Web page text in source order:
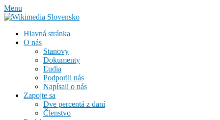
Skip
to
Menu
Hlavná stránka
O nás
Stanovy
Dokumenty
Ľudia
Podporili nás
Napísali o nás
Zapojte sa
Dve percentá z daní
Členstvo